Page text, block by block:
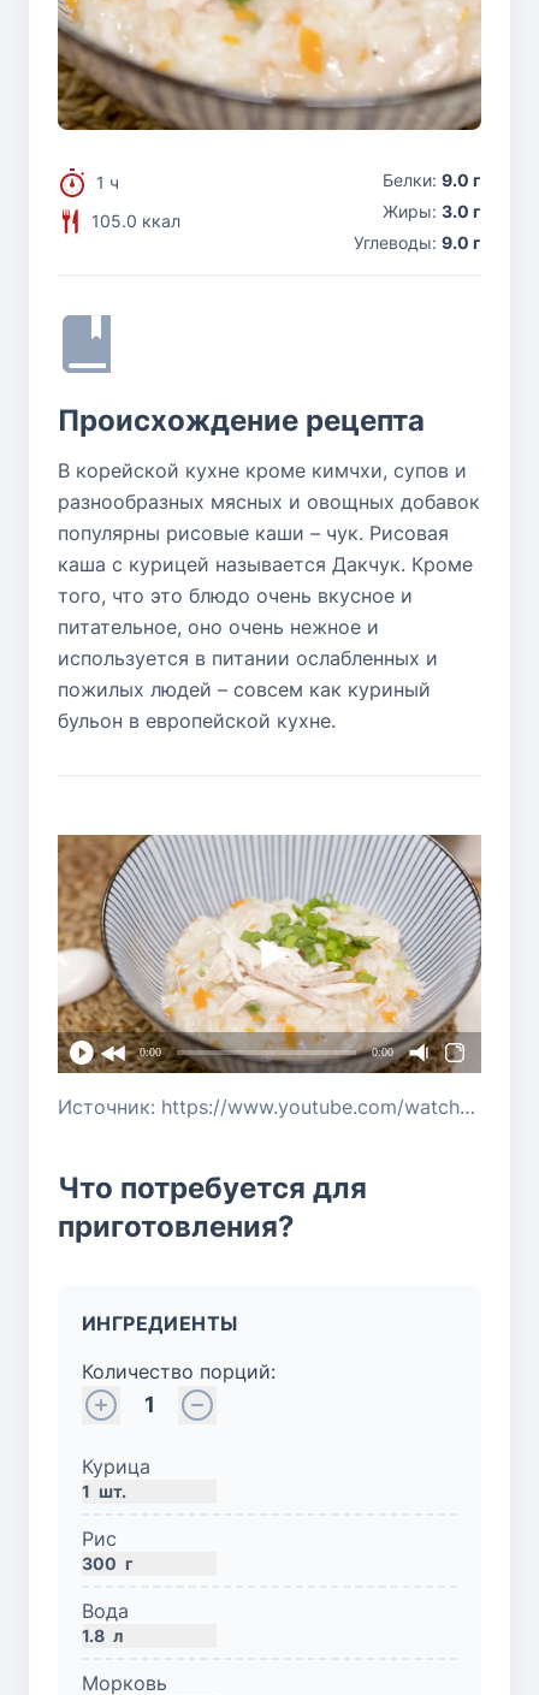
1 ч
105.0 ккал
Белки: 9.0 г
Жиры: 3.0 г
Углеводы: 9.0 г
Происхождение рецепта
В корейской кухне кроме кимчхи, супов и
разнообразных мясных и овощных добавок
популярны рисовые каши – чук. Рисовая
каша с курицей называется Дакчук. Кроме
того, что это блюдо очень вкусное и
питательное, оно очень нежное и
используется в питании ослабленных и
пожилых людей – совсем как куриный
бульон в европейской кухне.
0:00 0:00
Источник: https://www.youtube.com/watch?v=lliRM5Y2bAs
Что потребуется для
приготовления?
ИНГРЕДИЕНТЫ
Количество порций:
1
Курица
1 шт.
Рис
300 г
Вода
1.8 л
Морковь